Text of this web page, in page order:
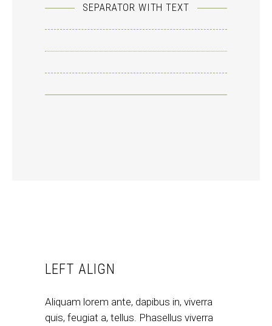
SEPARATOR WITH TEXT
LEFT ALIGN
Aliquam lorem ante, dapibus in, viverra
quis, feugiat a, tellus. Phasellus viverra